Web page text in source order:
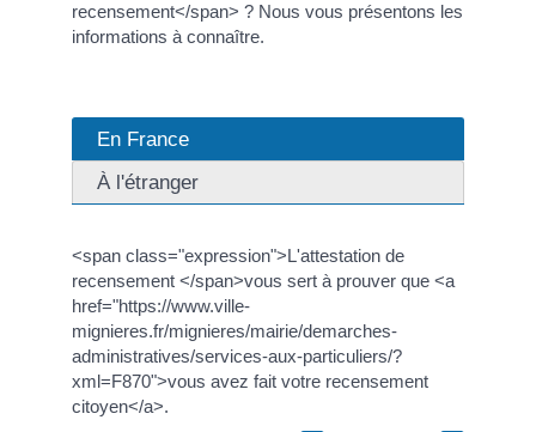
recensement</span> ? Nous vous présentons les
informations à connaître.
En France
À l'étranger
<span class="expression">L'attestation de
recensement </span>vous sert à prouver que <a
href="https://www.ville-
mignieres.fr/mignieres/mairie/demarches-
administratives/services-aux-particuliers/?
xml=F870">vous avez fait votre recensement
citoyen</a>.